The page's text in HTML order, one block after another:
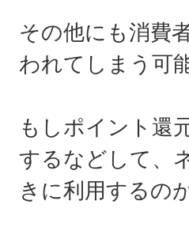
その他にも消費
われてしまう可
もしポイント還
するなどして、
きに利用するの